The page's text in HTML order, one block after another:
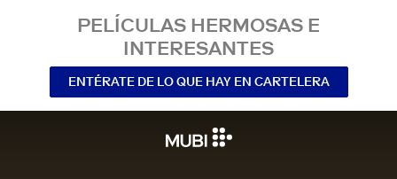
PELÍCULAS HERMOSAS E
INTERESANTES
ENTÉRATE DE LO QUE HAY EN CARTELERA